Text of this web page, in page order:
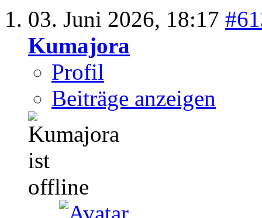
03. Juni 2026, 18:17
Kumajora
Profil
Beiträge anzeigen